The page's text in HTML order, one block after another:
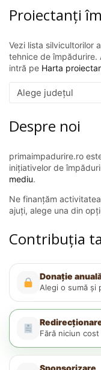
Proiectanți
Vezi lista silvicultorilor
tehnice de împădurire.
intră pe Harta
Despre noi
primaimpadurire.ro
inițiativelor de
mediu.
Ne finanțăm
ajuți, alege una din
Contribuția
Donație
Alegi o sumă și
Fără niciun
Sponsorizare